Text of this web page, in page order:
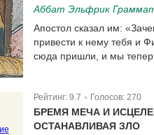
Аббат Эльфрик
Апостол сказал им:
привести к нему тебя и
сюда пришли, и мы
Рейтинг: 9.7 Голосов: 270
БРЕМЯ МЕЧА И
ОСТАНАВЛИВАЯ ЗЛО